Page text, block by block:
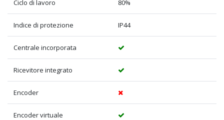
Ciclo di lavoro 80%
Indice di protezione IP44
Centrale incorporata
Ricevitore integrato
Encoder
Encoder virtuale